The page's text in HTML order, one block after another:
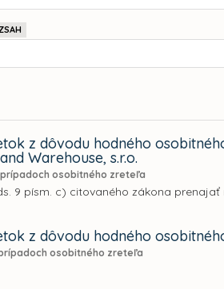
z dôvodu hodného
Warehouse, s.r.o.
osobitného zreteľa
9 písm. c) citovaného zákona
z dôvodu hodného
osobitného zreteľa